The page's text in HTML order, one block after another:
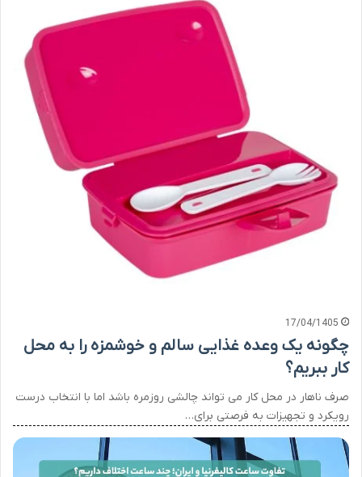
17/04/1405
چگونه یک وعده غذایی سالم و خوشمزه را به محل
کار ببریم؟
صرف ناهار در محل کار می تواند چالشی روزمره باشد اما با انتخاب درست
رویکرد و تجهیزات به فرصتی برای…